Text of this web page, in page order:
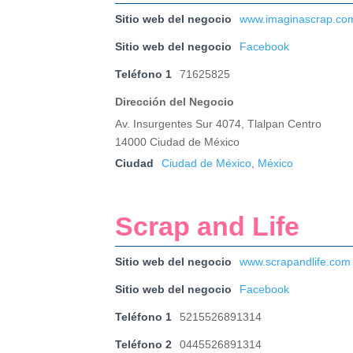
Sitio web del negocio
Sitio web del negocio Facebook
Teléfono 1 71625825
Dirección del Negocio
Av. Insurgentes Sur 4074, Tlalpan Centro
14000 Ciudad de México
Ciudad
Ciudad de México, México
Scrap and Life
Sitio web del negocio www.scrapandlife.com
Sitio web del negocio Facebook
Teléfono 1 5215526891314
Teléfono 2 0445526891314